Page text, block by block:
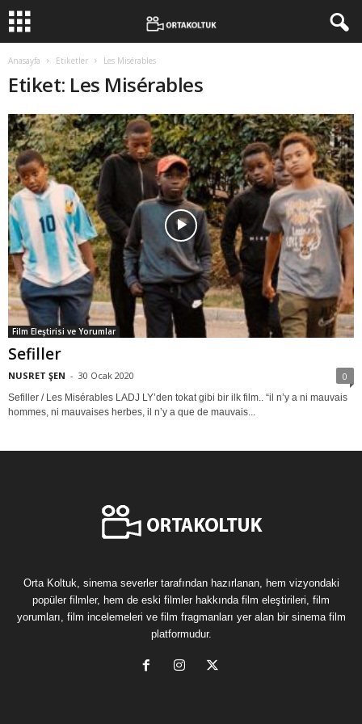
Anasayfa Etiketler Les Misérables
Etiket: Les Misérables
Film Eleştirisi ve Yorumlar
Sefiller
NUSRET ŞEN - 30 Ocak 2020 0
Sefiller / Les Misérables LADJ LY’den tokat gibi bir ilk film.. “il n’y a ni mauvais
hommes, ni mauvaises herbes, il n’y a que de mauvais...
Orta Koltuk, sinema severler tarafından hazırlanan, hem vizyondaki
popüler filmler, hem de eski filmler hakkında film eleştirileri, film
yorumları, film incelemeleri ve film fragmanları yer alan bir sinema film
platformudur.